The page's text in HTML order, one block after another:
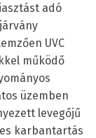
adó
UVC
működő
üzemben
levegőjű
karbantartás